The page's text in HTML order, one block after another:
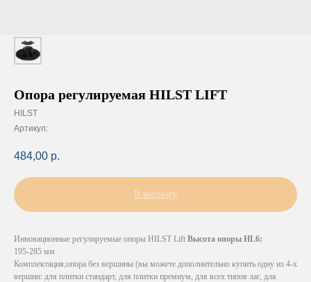
Опора регулируемая HILST LIFT
HILST
Артикул:
484,00 р.
В корзину
Инновационные регулируемые опоры HILST Lift Высота опоры HL6:
195-285 мм
Комплектация;опора без вершины (вы можете дополнительно купить одну из 4-х
вершин: для плитки стандарт, для плитки премиум, для всех типов лаг, для